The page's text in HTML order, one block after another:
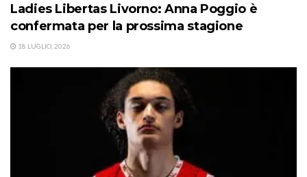
Ladies Libertas Livorno: Anna Poggio è
confermata per la prossima stagione
18 LUGLIO, 2026